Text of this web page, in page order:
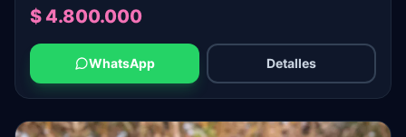
$ 4.800.000
WhatsApp Detalles